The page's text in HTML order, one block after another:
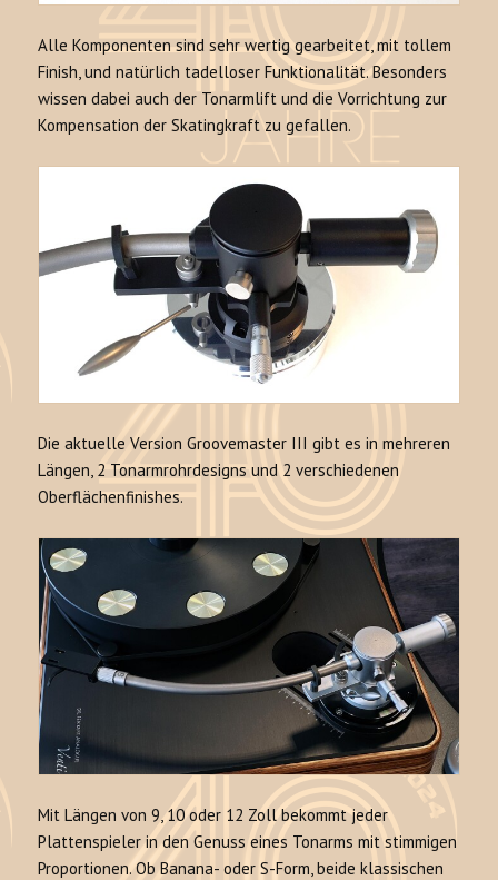
Alle Komponenten sind sehr wertig gearbeitet, mit tollem
Finish, und natürlich tadelloser Funktionalität. Besonders
wissen dabei auch der Tonarmlift und die Vorrichtung zur
Kompensation der Skatingkraft zu gefallen.
Die aktuelle Version Groovemaster III gibt es in mehreren
Längen, 2 Tonarmrohrdesigns und 2 verschiedenen
Oberflächenfinishes.
Mit Längen von 9, 10 oder 12 Zoll bekommt jeder
Plattenspieler in den Genuss eines Tonarms mit stimmigen
Proportionen. Ob Banana- oder S-Form, beide klassischen